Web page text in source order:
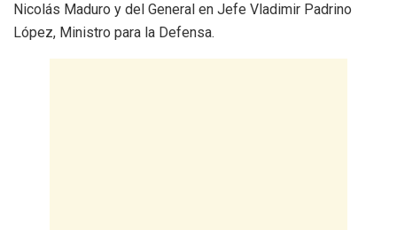
Nicolás Maduro y del General en Jefe Vladimir Padrino
López, Ministro para la Defensa.